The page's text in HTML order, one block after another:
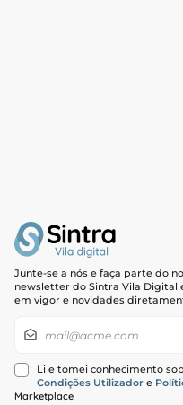
Junte-se a nós e faça parte do
newsletter do Sintra Vila Digital
em vigor e novidades
Li e tomei conhecimento
Condições Utilizador e
Marketplace